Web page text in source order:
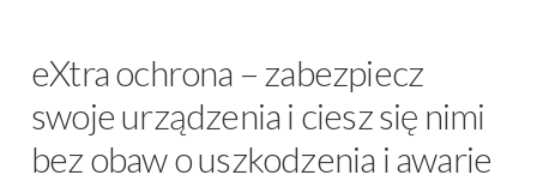
eXtra ochrona – zabezpiecz
swoje urządzenia i ciesz się nimi
bez obaw o uszkodzenia i awarie